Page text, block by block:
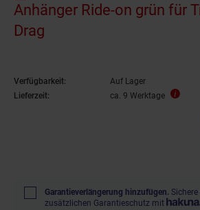
Anhänger Ride-on grün für
Drag
Verfügbarkeit:
Auf Lager
Lieferzeit:
ca. 9 Werktage
Garantieverlängerung hinzufügen.
zusätzlichen Garantieschutz mit